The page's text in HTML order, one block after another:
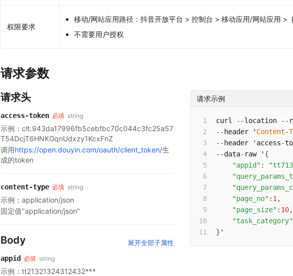
权限要求
移动/网站应用路径：抖音开放平台 > 控制台 > 移动应用/网站应用 >
不需要用户授权
请求参数
请求头
access-token 必填 string
示例：clt.943da17996fb5cebfbc70c044c3fc25a57
T54DcjT6HNKGqnUdxzy1KcxFnZ
调用https://open.douyin.com/oauth/client_token/生
成的token
content-type 必填 string
示例：application/json
固定值"application/json"
Body 展开全部子属性
appid 必填 string
示例：tt21321324312432***
请求示例
curl --location --
-- header ' Content-
-- header 'access-
--data- raw ' {
"appid" :
"page_no" : 1 ,
"page_size" : 10,
"task_category"
} '